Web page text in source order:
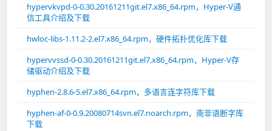
hypervkvpd-0-0.30.20161211git.el7.x86_64.rpm，Hyper-V通
信工具介绍及下载
hwloc-libs-1.11.2-2.el7.x86_64.rpm，硬件拓扑优化库下载
hypervvssd-0-0.30.20161211git.el7.x86_64.rpm，Hyper-V存
储驱动介绍及下载
hyphen-2.8.6-5.el7.x86_64.rpm，多语言连字符库下载
hyphen-af-0-0.9.20080714svn.el7.noarch.rpm，南非语断字库
下载